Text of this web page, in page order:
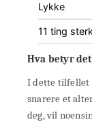
Lykke
11 ting
Hva betyr
I dette tilfellet
snarere et
deg, vil